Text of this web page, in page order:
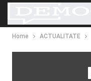
Home ACTUALITATE